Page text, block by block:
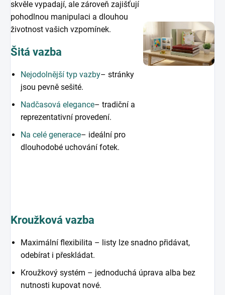
skvěle vypadají, ale zároveň zajišťují
pohodlnou manipulaci a dlouhou
životnost vašich vzpomínek.
Šitá vazba
Nejodolnější typ vazby– stránky
jsou pevně sešité.
Nadčasová elegance– tradiční a
reprezentativní provedení.
Na celé generace– ideální pro
dlouhodobé uchování fotek.
Kroužková vazba
Maximální flexibilita – listy lze snadno přidávat,
odebírat i přeskládat.
Kroužkový systém – jednoduchá úprava alba bez
nutnosti kupovat nové.